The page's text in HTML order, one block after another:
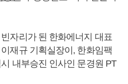
자리가 된 한화에너지 대표
재규 기획실장이, 한화임팩
내부승진 인사인 문경원 PT